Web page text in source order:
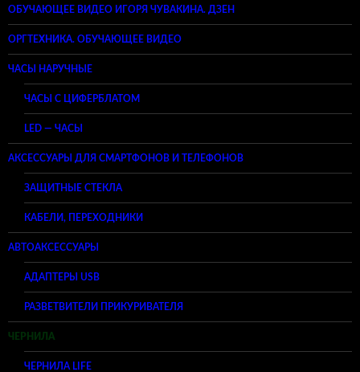
ОБУЧАЮЩЕЕ ВИДЕО ИГОРЯ ЧУВАКИНА. ДЗЕН
ОРГТЕХНИКА. ОБУЧАЮЩЕЕ ВИДЕО
ЧАСЫ НАРУЧНЫЕ
ЧАСЫ С ЦИФЕРБЛАТОМ
LED — ЧАСЫ
АКСЕССУАРЫ ДЛЯ СМАРТФОНОВ И ТЕЛЕФОНОВ
ЗАЩИТНЫЕ СТЕКЛА
КАБЕЛИ, ПЕРЕХОДНИКИ
АВТОАКСЕССУАРЫ
АДАПТЕРЫ USB
РАЗВЕТВИТЕЛИ ПРИКУРИВАТЕЛЯ
ЧЕРНИЛА
ЧЕРНИЛА LIFE